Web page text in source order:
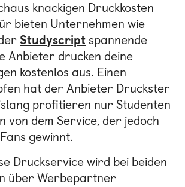
knackigen Druckkosten
bieten Unternehmen wie
Studyscript spannende
Anbieter drucken deine
kostenlos aus. Einen
hat der Anbieter Druckster
profitieren nur Studenten
von dem Service, der jedoch
gewinnt.
Druckservice wird bei beiden
über Werbepartner